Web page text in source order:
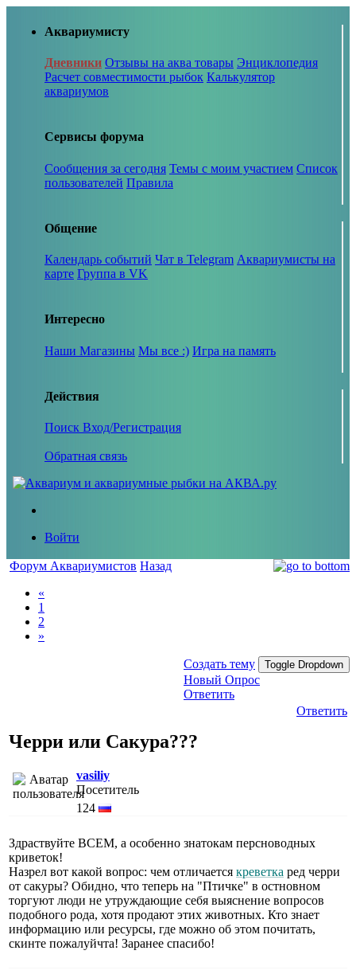
Аквариумисту
Дневники Отзывы на аква товары Энциклопедия
Расчет совместимости рыбок Калькулятор
аквариумов
Сервисы форума
Сообщения за сегодня Темы с моим участием Список
пользователей Правила
Общение
Календарь событий Чат в Telegram Аквариумисты на
карте Группа в VK
Интересно
Наши Магазины Мы все :) Игра на память
Действия
Поиск Вход/Регистрация
Обратная связь
Войти
Форум Аквариумистов Назад
«
1
2
»
Создать тему Toggle Dropdown
Новый Опрос
Ответить
Ответить
Черри или Сакура???
vasiliy
Посетитель
124
Здраствуйте ВСЕМ, а особенно знатокам персноводных
криветок!
Назрел вот какой вопрос: чем отличается креветка ред черри
от сакуры? Обидно, что теперь на "Птичке" в остновном
торгуют люди не утруждающие себя выяснение вопросов
подобного рода, хотя продают этих животных. Кто знает
информацию или ресурсы, где можно об этом почитать,
скинте пожалуйчта! Заранее спасибо!